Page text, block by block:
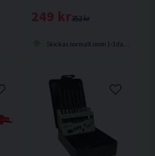
352 kr
249 kr
Skickas normalt inom 1-3 dagar